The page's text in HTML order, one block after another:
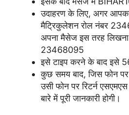
उदाहरण के लिए, अगर आपका
मैट्रिकुलेशन रोल नंबर
अपना मैसेज इस तरह
23468095
इसे टाइप करने के बाद इसे
कुछ समय बाद, जिस फोन
उसी फोन पर रिटर्न
बारे में पूरी जानकारी होगी।